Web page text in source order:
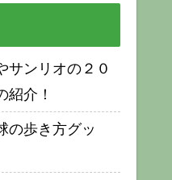
ンリオの２０
紹介！
の歩き方グッ